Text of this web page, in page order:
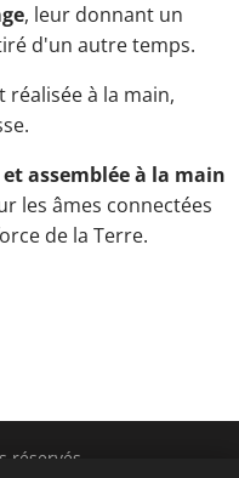
, leur donnant un
d'un autre temps.
réalisée à la main,
assemblée à la main
les âmes connectées
de la Terre.
réservés